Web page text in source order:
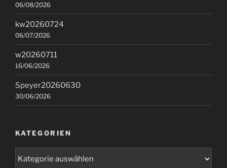
06/08/2026
kw20260724
06/07/2026
w20260711
16/06/2026
Speyer20260630
30/06/2026
KATEGORIEN